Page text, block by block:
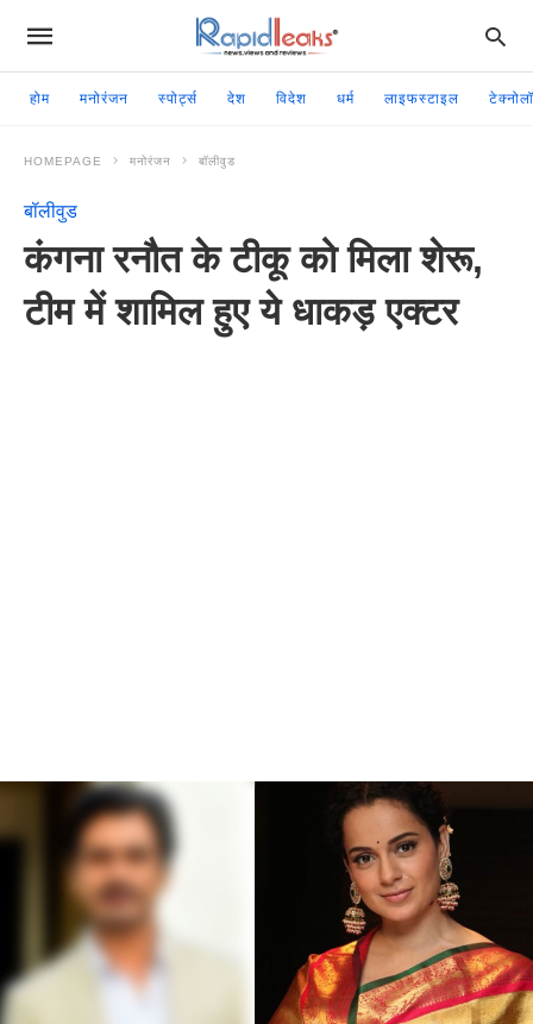
होम मनोरंजन स्पोर्ट्स देश विदेश धर्म लाइफस्टाइल
HOMEPAGE मनोरंजन बॉलीवुड
बॉलीवुड
कंगना रनौत के टीकू को मिला शेरू,
टीम में शामिल हुए ये धाकड़ एक्टर